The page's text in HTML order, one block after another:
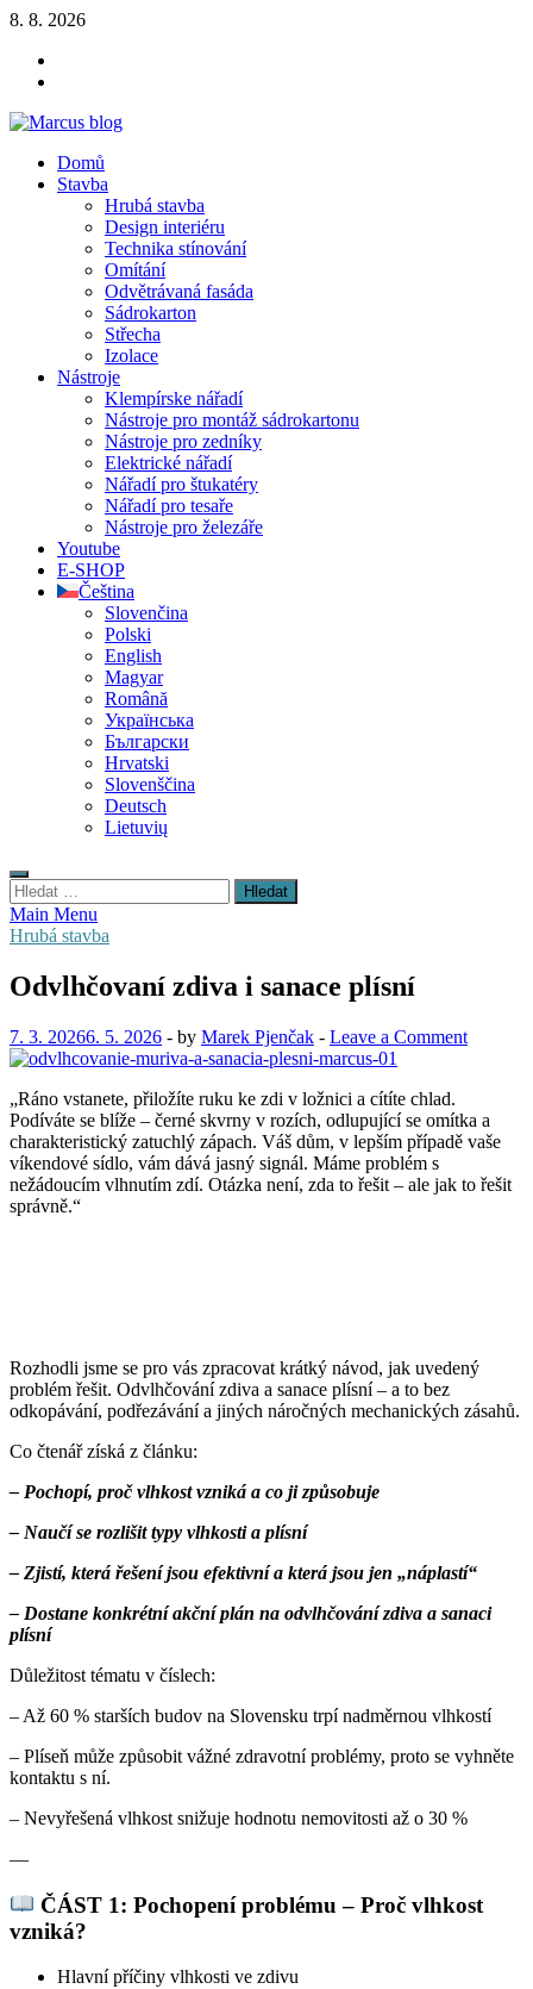
Skip
content
8. 8. 2026
NÁRADIE
Marcus blog
Stavebné profily, náradie, izolácie
Domů
Stavba
Hrubá stavba
Design interiéru
Technika stínování
Omítání
Odvětrávaná fasáda
Sádrokarton
Střecha
Izolace
Nástroje
Klempírske nářadí
Nástroje pro montáž sádrokartonu
Nástroje pro zedníky
Elektrické nářadí
Nářadí pro štukatéry
Nářadí pro tesaře
Nástroje pro železáře
Youtube
E-SHOP
Čeština
Slovenčina
Polski
English
Magyar
Română
Українська
Български
Hrvatski
Slovenščina
Deutsch
Lietuvių
Vyhledávání
Main Menu
Hrubá stavba
Odvlhčovaní zdiva i sanace plísní
7. 3. 20266. 5. 2026 - by Marek Pjenčak - Leave a Comment
„Ráno vstanete, přiložíte ruku ke zdi v ložnici a cítíte chlad.
Podíváte se blíže – černé skvrny v rozích, odlupující se omítka a
charakteristický zatuchlý zápach. Váš dům, v lepším případě vaše
víkendové sídlo, vám dává jasný signál. Máme problém s
nežádoucím vlhnutím zdí. Otázka není, zda to řešit – ale jak to řešit
správně.“
Rozhodli jsme se pro vás zpracovat krátký návod, jak uvedený
problém řešit. Odvlhčování zdiva a sanace plísní – a to bez
odkopávání, podřezávání a jiných náročných mechanických zásahů.
Co čtenář získá z článku:
– Pochopí, proč vlhkost vzniká a co ji způsobuje
– Naučí se rozlišit typy vlhkosti a plísní
– Zjistí, která řešení jsou efektivní a která jsou jen „náplastí“
– Dostane konkrétní akční plán na odvlhčování zdiva a sanaci
plísní
Důležitost tématu v číslech:
– Až 60 % starších budov na Slovensku trpí nadměrnou vlhkostí
– Plíseň může způsobit vážné zdravotní problémy, proto se vyhněte
kontaktu s ní.
– Nevyřešená vlhkost snižuje hodnotu nemovitosti až o 30 %
—
ČÁST 1: Pochopení problému – Proč vlhkost
vzniká?
Hlavní příčiny vlhkosti ve zdivu